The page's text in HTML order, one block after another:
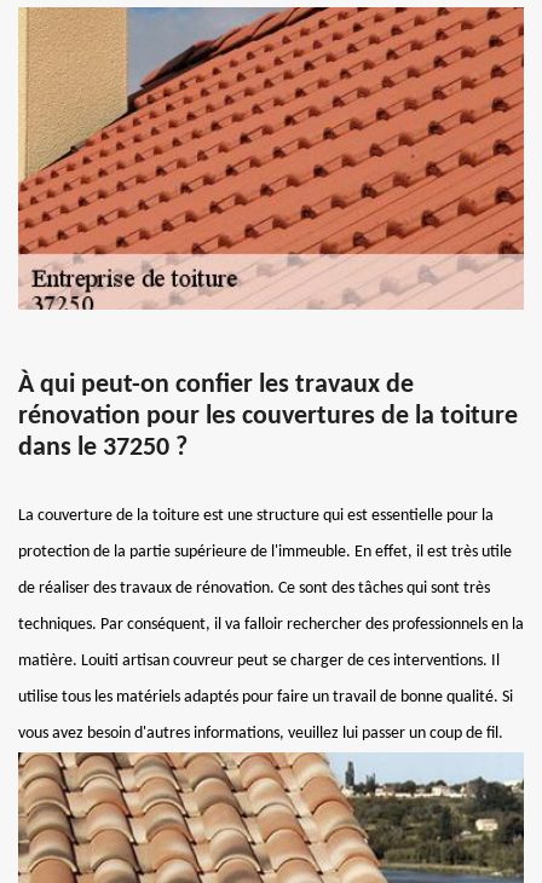
À qui peut-on confier les travaux de
rénovation pour les couvertures de la toiture
dans le 37250 ?
La couverture de la toiture est une structure qui est essentielle pour la
protection de la partie supérieure de l'immeuble. En effet, il est très utile
de réaliser des travaux de rénovation. Ce sont des tâches qui sont très
techniques. Par conséquent, il va falloir rechercher des professionnels en la
matière. Louiti artisan couvreur peut se charger de ces interventions. Il
utilise tous les matériels adaptés pour faire un travail de bonne qualité. Si
vous avez besoin d'autres informations, veuillez lui passer un coup de fil.